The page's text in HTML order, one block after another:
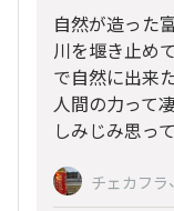
自然が造った
川を堰き止め
で自然に出来
人間の力って
しみじみ思っ
チェカフラ、